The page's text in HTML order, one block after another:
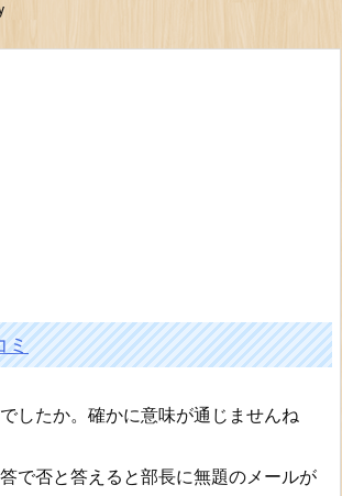
ミ
したか。確かに意味が通じませんね
で否と答えると部長に無題のメールが